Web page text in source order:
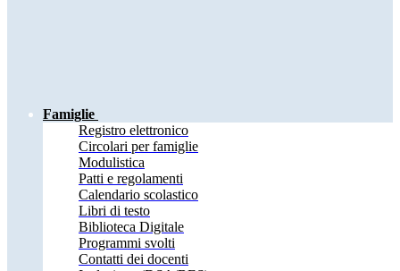
Famiglie
Registro elettronico
Circolari per famiglie
Modulistica
Patti e regolamenti
Calendario scolastico
Libri di testo
Biblioteca Digitale
Programmi svolti
Contatti dei docenti